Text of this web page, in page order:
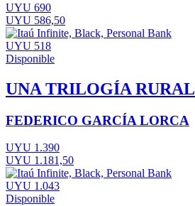
UYU 690
UYU 586,50
UYU 518
Disponible
UNA TRILOGÍA RURAL
FEDERICO GARCÍA LORCA
UYU 1.390
UYU 1.181,50
UYU 1.043
Disponible